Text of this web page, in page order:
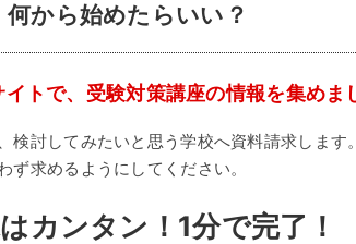
から始めたらいい？
トで、受験対策講座の情報を集めま
検討してみたいと思う学校へ資料請求します
求めるようにしてください。
カンタン！ 1分で完了！